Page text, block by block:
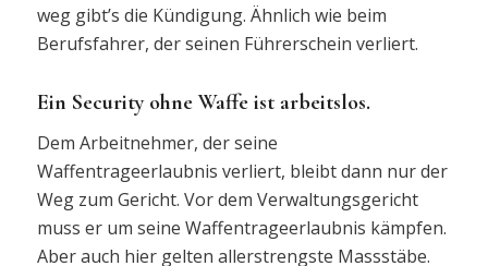
weg gibt’s die Kündigung. Ähnlich wie beim
Berufsfahrer, der seinen Führerschein verliert.
Ein Security ohne Waffe ist arbeitslos.
Dem Arbeitnehmer, der seine
Waffentrageerlaubnis verliert, bleibt dann nur der
Weg zum Gericht. Vor dem Verwaltungsgericht
muss er um seine Waffentrageerlaubnis kämpfen.
Aber auch hier gelten allerstrengste Massstäbe.